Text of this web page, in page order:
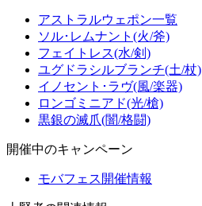
アストラルウェポン一覧
ソル･レムナント(火/斧)
フェイトレス(水/剣)
ユグドラシルブランチ(土/杖)
イノセント･ラヴ(風/楽器)
ロンゴミニアド(光/槍)
黒銀の滅爪(闇/格闘)
開催中のキャンペーン
モバフェス開催情報